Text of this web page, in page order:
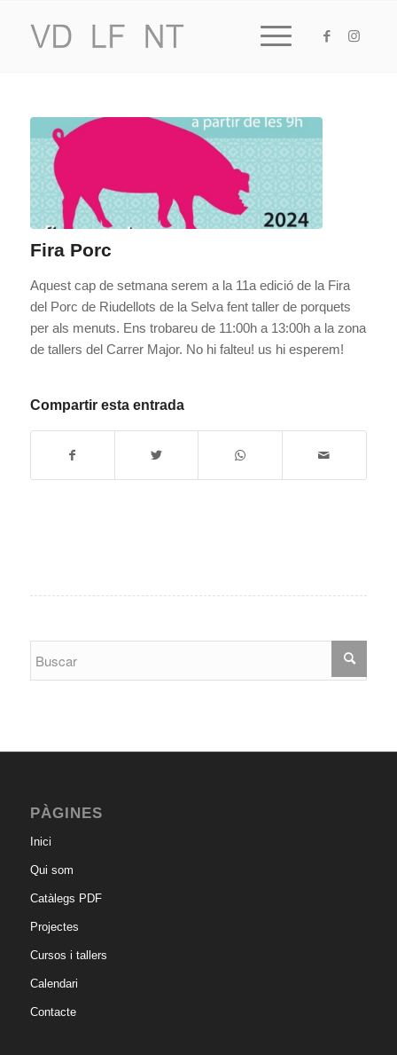
Fira Porc
Aquest cap de setmana serem a la 11a edició de la Fira
del Porc de Riudellots de la Selva fent taller de porquets
per als menuts. Ens trobareu de 11:00h a 13:00h a la zona
de tallers del Carrer Major. No hi falteu! us hi esperem!
Compartir esta entrada
PÀGINES
Inici
Qui som
Catàlegs PDF
Projectes
Cursos i tallers
Calendari
Contacte